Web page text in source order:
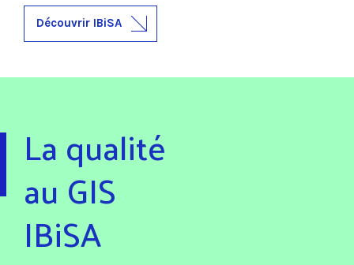
Découvrir IBiSA
La qualité
au GIS
IBiSA